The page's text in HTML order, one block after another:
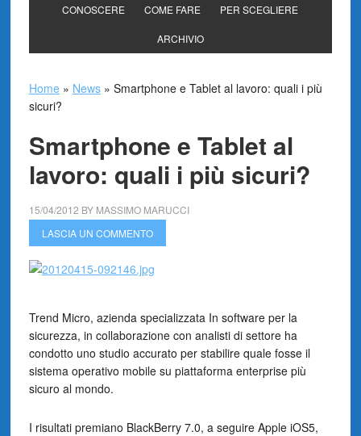
CONOSCERE COME FARE PER SCEGLIERE
ARCHIVIO
Home » News» Smartphone e Tablet al lavoro: quali i più
sicuri?
Smartphone e Tablet al
lavoro: quali i più sicuri?
15/04/2012 BY MASSIMO MARUCCI
LASCIA UN COMMENTO
Trend Micro, azienda specializzata In software per la
sicurezza, in collaborazione con analisti di settore ha
condotto uno studio accurato per stabilire quale fosse il
sistema operativo mobile su piattaforma enterprise più
sicuro al mondo.
I risultati premiano BlackBerry 7.0, a seguire Apple iOS5,